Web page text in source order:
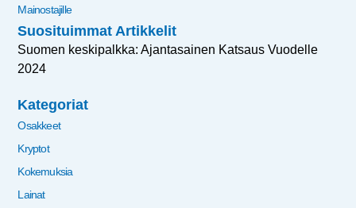
Mainostajille
Suosituimmat Artikkelit
Suomen keskipalkka: Ajantasainen Katsaus Vuodelle
2024
Kategoriat
Osakkeet
Kryptot
Kokemuksia
Lainat